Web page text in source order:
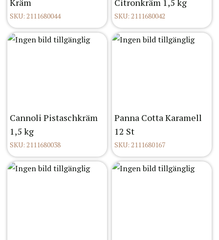
Kräm
SKU: 2111680044
Citronkräm 1,5 kg
SKU: 2111680042
Cannoli Pistaschkräm
1,5 kg
SKU: 2111680038
Panna Cotta Karamell
12 St
SKU: 2111680167